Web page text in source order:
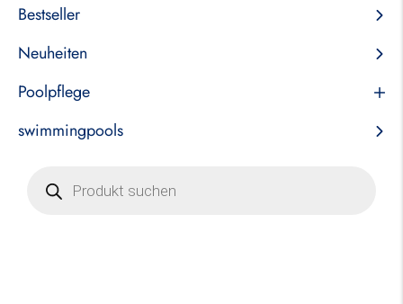
Bestseller
Neuheiten
Poolpflege
swimmingpools